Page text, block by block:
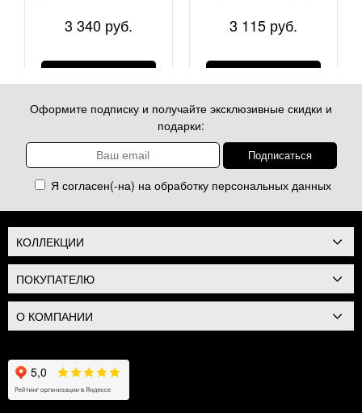
3 340 руб. 3 115 руб.
Оформите подписку и получайте эксклюзивные скидки и
подарки:
Я согласен(-на) на обработку персональных данных
КОЛЛЕКЦИИ
ПОКУПАТЕЛЮ
О КОМПАНИИ